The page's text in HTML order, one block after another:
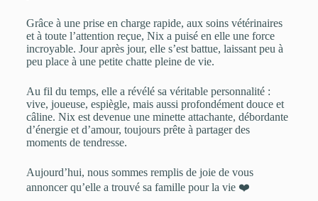
Grâce à une prise en charge rapide, aux soins vétérinaires
et à toute l’attention reçue, Nix a puisé en elle une force
incroyable. Jour après jour, elle s’est battue, laissant peu à
peu place à une petite chatte pleine de vie.
Au fil du temps, elle a révélé sa véritable personnalité :
vive, joueuse, espiègle, mais aussi profondément douce et
câline. Nix est devenue une minette attachante, débordante
d’énergie et d’amour, toujours prête à partager des
moments de tendresse.
Aujourd’hui, nous sommes remplis de joie de vous
annoncer qu’elle a trouvé sa famille pour la vie ❤️